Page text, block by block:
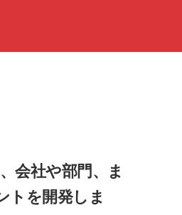
会社や部門、ま
トを開発しま